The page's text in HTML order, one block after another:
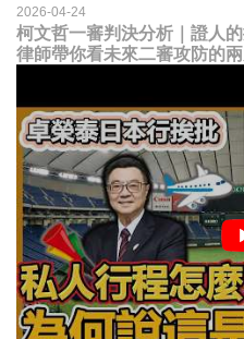
2026-04-24
柯文哲一審判決分析｜證人
律師帶你看未來二審攻防的兩